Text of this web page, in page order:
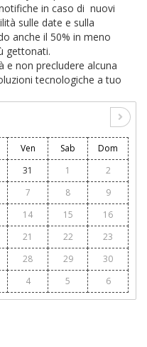
in caso di nuovi
sulle date e sulla
anche il 50% in meno
gettonati.
e non precludere alcuna
tecnologiche a tuo
Ven Sab
Dom
31 1
2
7 8
9
14 15
16
21 22
23
28 29
30
4 5 6